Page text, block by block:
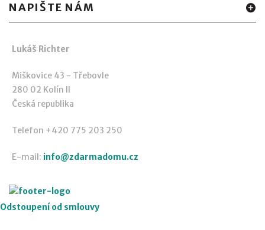
NAPIŠTE NÁM
Lukáš Richter
Miškovice 43 - Třebovle
280 02 Kolín II
Česká republika
Telefon +420 775 203 250
E-mail: info@zdarmadomu.cz
Odstoupení od smlouvy